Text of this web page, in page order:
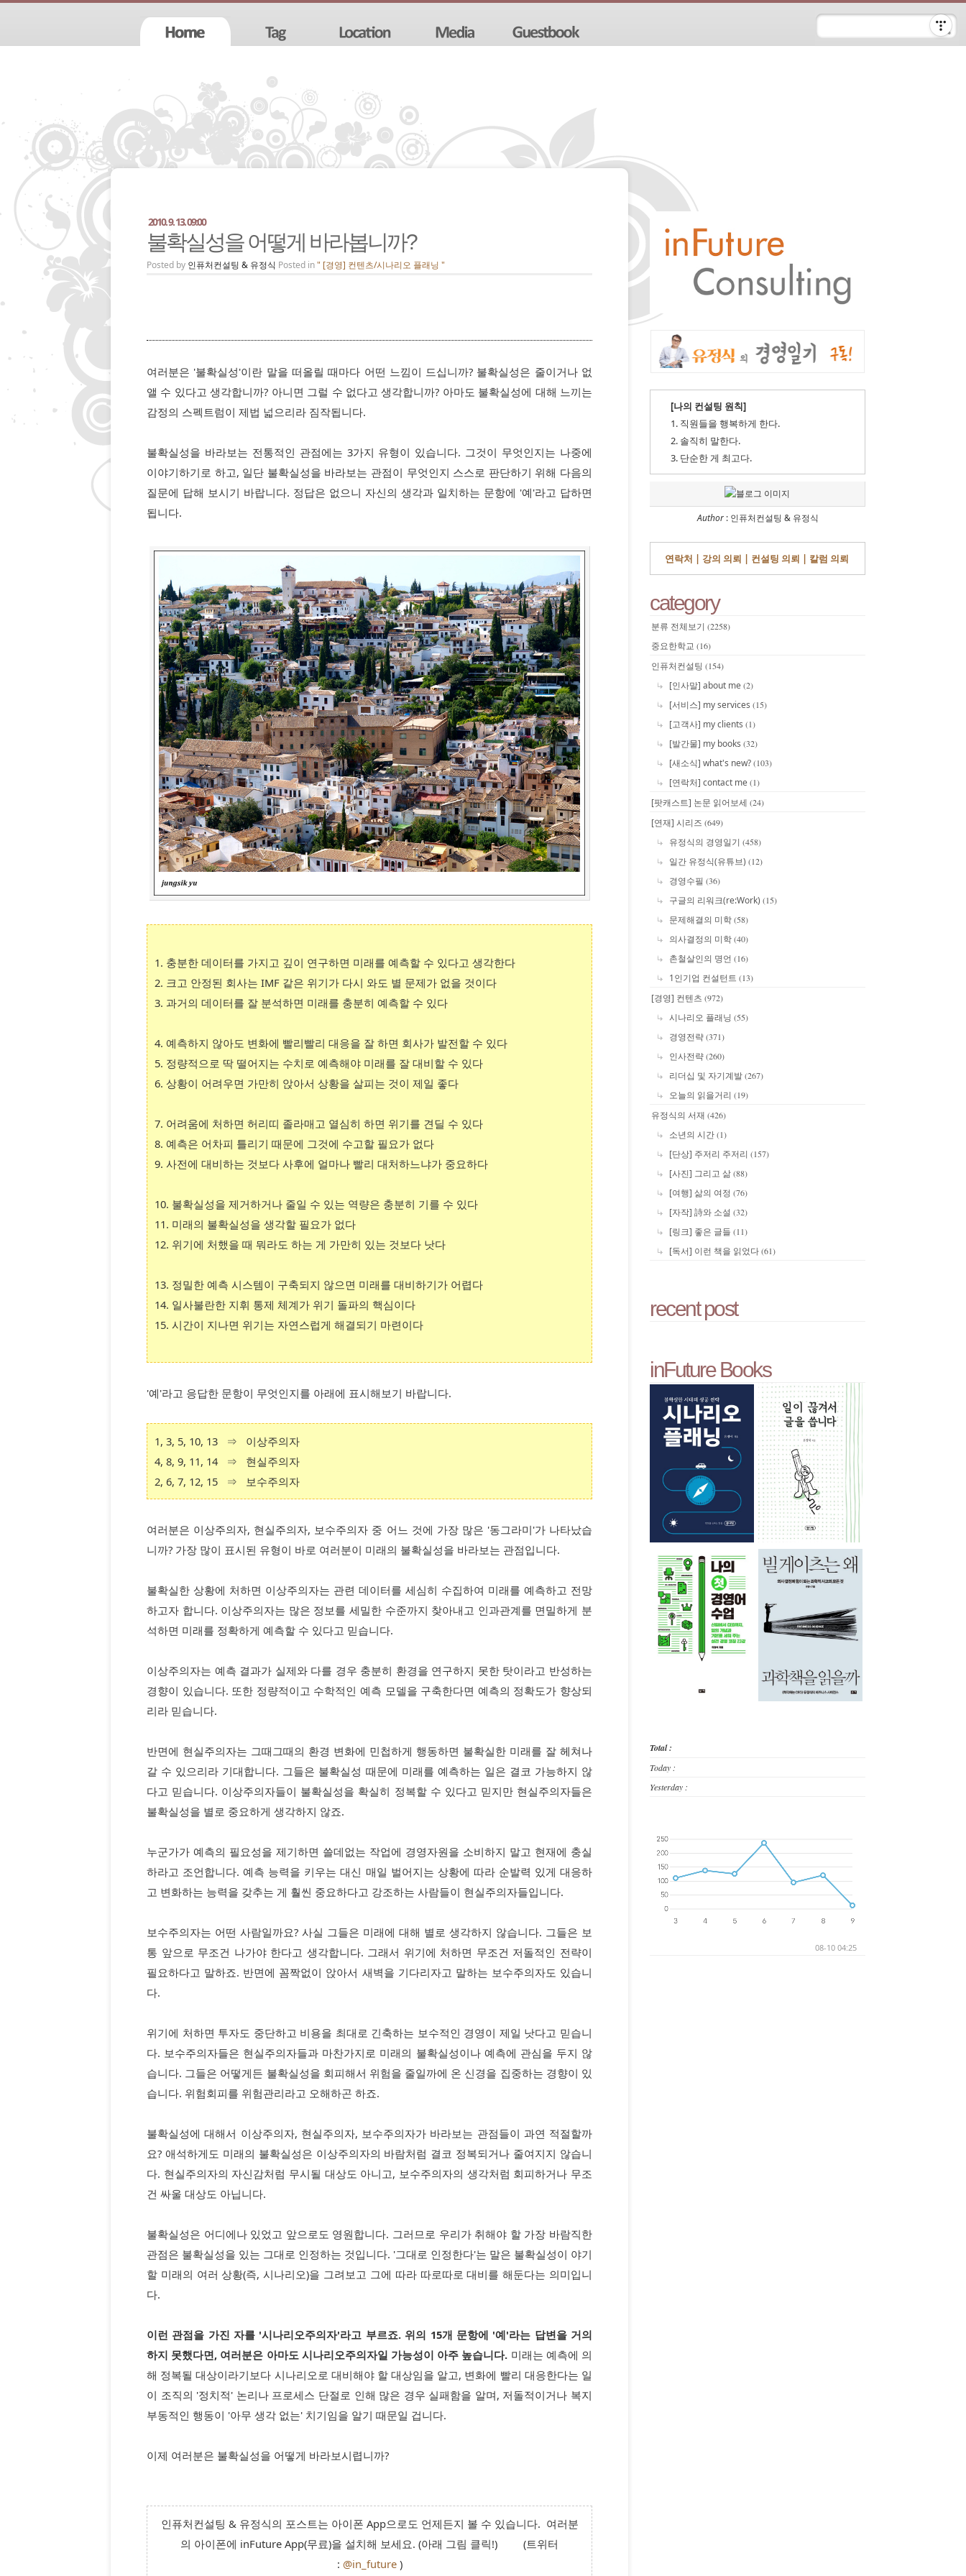
불확실성을 어떻게 바라봅니까?
2010. 9. 13. 09:00
Posted by 인퓨처컨설팅 & 유정식 Posted in" [경영] 컨텐츠/시나리오 플래닝 "
여러분은 '불확실성'이란 말을 떠올릴 때마다 어떤 느낌이 드십니까? 불확실성은 줄이거나 없
앨 수 있다고 생각합니까? 아니면 그럴 수 없다고 생각합니까? 아마도 불확실성에 대해 느끼는
감정의 스펙트럼이 제법 넓으리라 짐작됩니다.
불확실성을 바라보는 전통적인 관점에는 3가지 유형이 있습니다. 그것이 무엇인지는 나중에
이야기하기로 하고, 일단 불확실성을 바라보는 관점이 무엇인지 스스로 판단하기 위해 다음의
질문에 답해 보시기 바랍니다. 정답은 없으니 자신의 생각과 일치하는 문항에 '예'라고 답하면
됩니다.
1. 충분한 데이터를 가지고 깊이 연구하면 미래를 예측할 수 있다고 생각한다
2. 크고 안정된 회사는 IMF 같은 위기가 다시 와도 별 문제가 없을 것이다
3. 과거의 데이터를 잘 분석하면 미래를 충분히 예측할 수 있다
4. 예측하지 않아도 변화에 빨리빨리 대응을 잘 하면 회사가 발전할 수 있다
5. 정량적으로 딱 떨어지는 수치로 예측해야 미래를 잘 대비할 수 있다
6. 상황이 어려우면 가만히 앉아서 상황을 살피는 것이 제일 좋다
7. 어려움에 처하면 허리띠 졸라매고 열심히 하면 위기를 견딜 수 있다
8. 예측은 어차피 틀리기 때문에 그것에 수고할 필요가 없다
9. 사전에 대비하는 것보다 사후에 얼마나 빨리 대처하느냐가 중요하다
10. 불확실성을 제거하거나 줄일 수 있는 역량은 충분히 기를 수 있다
11. 미래의 불확실성을 생각할 필요가 없다
12. 위기에 처했을 때 뭐라도 하는 게 가만히 있는 것보다 낫다
13. 정밀한 예측 시스템이 구축되지 않으면 미래를 대비하기가 어렵다
14. 일사불란한 지휘 통제 체계가 위기 돌파의 핵심이다
15. 시간이 지나면 위기는 자연스럽게 해결되기 마련이다
'예'라고 응답한 문항이 무엇인지를 아래에 표시해보기 바랍니다.
1, 3, 5, 10, 13 ⇒ 이상주의자
4, 8, 9, 11, 14 ⇒ 현실주의자
2, 6, 7, 12, 15 ⇒ 보수주의자
여러분은 이상주의자, 현실주의자, 보수주의자 중 어느 것에 가장 많은 '동그라미'가 나타났습
니까? 가장 많이 표시된 유형이 바로 여러분이 미래의 불확실성을 바라보는 관점입니다.
불확실한 상황에 처하면 이상주의자는 관련 데이터를 세심히 수집하여 미래를 예측하고 전망
하고자 합니다. 이상주의자는 많은 정보를 세밀한 수준까지 찾아내고 인과관계를 면밀하게 분
석하면 미래를 정확하게 예측할 수 있다고 믿습니다.
이상주의자는 예측 결과가 실제와 다를 경우 충분히 환경을 연구하지 못한 탓이라고 반성하는
경향이 있습니다. 또한 정량적이고 수학적인 예측 모델을 구축한다면 예측의 정확도가 향상되
리라 믿습니다.
반면에 현실주의자는 그때그때의 환경 변화에 민첩하게 행동하면 불확실한 미래를 잘 헤쳐나
갈 수 있으리라 기대합니다. 그들은 불확실성 때문에 미래를 예측하는 일은 결코 가능하지 않
다고 믿습니다. 이상주의자들이 불확실성을 확실히 정복할 수 있다고 믿지만 현실주의자들은
불확실성을 별로 중요하게 생각하지 않죠.
누군가가 예측의 필요성을 제기하면 쓸데없는 작업에 경영자원을 소비하지 말고 현재에 충실
하라고 조언합니다. 예측 능력을 키우는 대신 매일 벌어지는 상황에 따라 순발력 있게 대응하
고 변화하는 능력을 갖추는 게 훨씬 중요하다고 강조하는 사람들이 현실주의자들입니다.
보수주의자는 어떤 사람일까요? 사실 그들은 미래에 대해 별로 생각하지 않습니다. 그들은 보
통 앞으로 무조건 나가야 한다고 생각합니다. 그래서 위기에 처하면 무조건 저돌적인 전략이
필요하다고 말하죠. 반면에 꼼짝없이 앉아서 새벽을 기다리자고 말하는 보수주의자도 있습니
다.
위기에 처하면 투자도 중단하고 비용을 최대로 긴축하는 보수적인 경영이 제일 낫다고 믿습니
다. 보수주의자들은 현실주의자들과 마찬가지로 미래의 불확실성이나 예측에 관심을 두지 않
습니다. 그들은 어떻게든 불확실성을 회피해서 위험을 줄일까에 온 신경을 집중하는 경향이 있
습니다. 위험회피를 위험관리라고 오해하곤 하죠.
불확실성에 대해서 이상주의자, 현실주의자, 보수주의자가 바라보는 관점들이 과연 적절할까
요? 애석하게도 미래의 불확실성은 이상주의자의 바람처럼 결코 정복되거나 줄여지지 않습니
다. 현실주의자의 자신감처럼 무시될 대상도 아니고, 보수주의자의 생각처럼 회피하거나 무조
건 싸울 대상도 아닙니다.
불확실성은 어디에나 있었고 앞으로도 영원합니다. 그러므로 우리가 취해야 할 가장 바람직한
관점은 불확실성을 있는 그대로 인정하는 것입니다. '그대로 인정한다'는 말은 불확실성이 야기
할 미래의 여러 상황(즉, 시나리오)을 그려보고 그에 따라 따로따로 대비를 해둔다는 의미입니
다.
이런 관점을 가진 자를 '시나리오주의자'라고 부르죠. 위의 15개 문항에 '예'라는 답변을 거의
하지 못했다면, 여러분은 아마도 시나리오주의자일 가능성이 아주 높습니다. 미래는 예측에 의
해 정복될 대상이라기보다 시나리오로 대비해야 할 대상임을 알고, 변화에 빨리 대응한다는 일
이 조직의 '정치적' 논리나 프로세스 단절로 인해 많은 경우 실패함을 알며, 저돌적이거나 복지
부동적인 행동이 '아무 생각 없는' 치기임을 알기 때문일 겁니다.
이제 여러분은 불확실성을 어떻게 바라보시렵니까?
인퓨처컨설팅 & 유정식의 포스트는 아이폰 App으로도 언제든지 볼 수 있습니다. 여러분
의 아이폰에 inFuture App(무료)을 설치해 보세요. (아래 그림 클릭!)
(트위터
: @in_future)
[나의 컨설팅 원칙]
1. 직원들을 행복하게 한다.
2. 솔직히 말한다.
3. 단순한 게 최고다.
Author: 인퓨처컨설팅 & 유정식
연락처 | 강의 의뢰 | 컨설팅 의뢰 | 칼럼 의뢰
category
분류 전체보기 (2258)
중요한학교 (16)
인퓨처컨설팅 (154)
[인사말] about me(2)
[서비스] my services (15)
[고객사] my clients (1)
[발간물] my books (32)
[새소식] what's new?(103)
[연락처] contact me(1)
[팟캐스트] 논문 읽어보세 (24)
[연재] 시리즈 (649)
유정식의 경영일기 (458)
일간 유정식(유튜브) (12)
경영수필 (36)
구글의 리워크(re:Work) (15)
문제해결의 미학(58)
의사결정의 미학(40)
촌철살인의 명언 (16)
1인기업 컨설턴트 (13)
[경영] 컨텐츠 (972)
시나리오 플래닝 (55)
경영전략(371)
인사전략(260)
리더십 및 자기계발(267)
오늘의 읽을거리 (19)
유정식의 서재 (426)
소년의 시간(1)
[단상] 주저리 주저리 (157)
[사진] 그리고 삶(88)
[여행] 삶의 여정 (76)
[자작] 詩와 소설 (32)
[링크] 좋은 글들 (11)
[독서] 이런 책을 읽었다(61)
recent post
inFuture Books
Total :
Today :
Yesterday :
08-10 04:25